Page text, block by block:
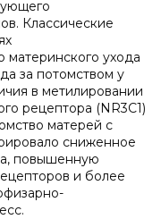
Классические
материнского ухода
за потомством у
в метилировании
рецептора (NR3C1)
матерей с
сниженное
повышенную
и более